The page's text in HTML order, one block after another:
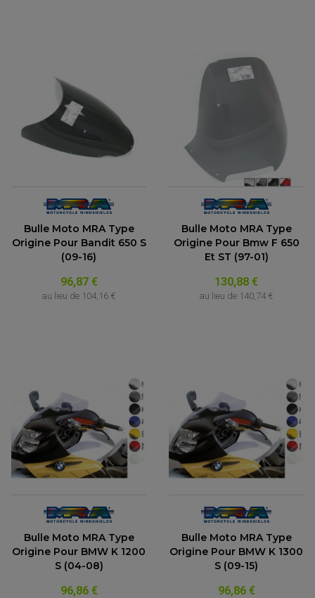
Bulle Moto MRA Type
Origine Pour Bandit 650 S
(09-16)
96,87 €
au lieu de 104,16 €
Bulle Moto MRA Type
Origine Pour Bmw F 650
Et ST (97-01)
130,88 €
au lieu de 140,74 €
Bulle Moto MRA Type
Origine Pour BMW K 1200
S (04-08)
96,86 €
Bulle Moto MRA Type
Origine Pour BMW K 1300
S (09-15)
96,86 €